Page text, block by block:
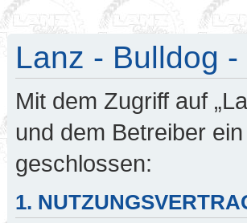
Lanz - Bulldog
Mit dem Zugriff auf
und dem Betreiber
geschlossen:
1.